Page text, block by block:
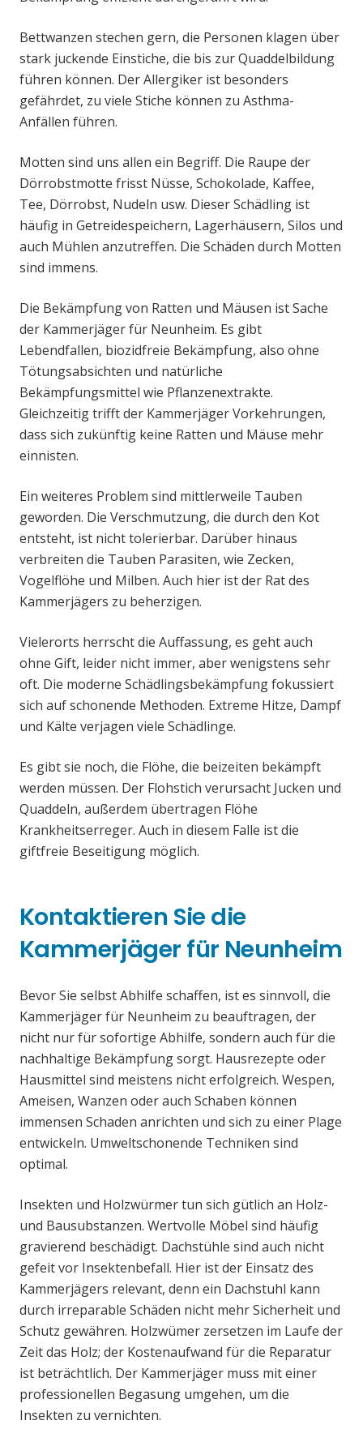
Bettwanzen stechen gern, die Personen klagen über
stark juckende Einstiche, die bis zur Quaddelbildung
führen können. Der Allergiker ist besonders
gefährdet, zu viele Stiche können zu Asthma-
Anfällen führen.
Motten sind uns allen ein Begriff. Die Raupe der
Dörrobstmotte frisst Nüsse, Schokolade, Kaffee,
Tee, Dörrobst, Nudeln usw. Dieser Schädling ist
häufig in Getreidespeichern, Lagerhäusern, Silos und
auch Mühlen anzutreffen. Die Schäden durch Motten
sind immens.
Die Bekämpfung von Ratten und Mäusen ist Sache
der Kammerjäger für Neunheim. Es gibt
Lebendfallen, biozidfreie Bekämpfung, also ohne
Tötungsabsichten und natürliche
Bekämpfungsmittel wie Pflanzenextrakte.
Gleichzeitig trifft der Kammerjäger Vorkehrungen,
dass sich zukünftig keine Ratten und Mäuse mehr
einnisten.
Ein weiteres Problem sind mittlerweile Tauben
geworden. Die Verschmutzung, die durch den Kot
entsteht, ist nicht tolerierbar. Darüber hinaus
verbreiten die Tauben Parasiten, wie Zecken,
Vogelflöhe und Milben. Auch hier ist der Rat des
Kammerjägers zu beherzigen.
Vielerorts herrscht die Auffassung, es geht auch
ohne Gift, leider nicht immer, aber wenigstens sehr
oft. Die moderne Schädlingsbekämpfung fokussiert
sich auf schonende Methoden. Extreme Hitze, Dampf
und Kälte verjagen viele Schädlinge.
Es gibt sie noch, die Flöhe, die beizeiten bekämpft
werden müssen. Der Flohstich verursacht Jucken und
Quaddeln, außerdem übertragen Flöhe
Krankheitserreger. Auch in diesem Falle ist die
giftfreie Beseitigung möglich.
Kontaktieren Sie die
Kammerjäger für Neunheim
Bevor Sie selbst Abhilfe schaffen, ist es sinnvoll, die
Kammerjäger für Neunheim zu beauftragen, der
nicht nur für sofortige Abhilfe, sondern auch für die
nachhaltige Bekämpfung sorgt. Hausrezepte oder
Hausmittel sind meistens nicht erfolgreich. Wespen,
Ameisen, Wanzen oder auch Schaben können
immensen Schaden anrichten und sich zu einer Plage
entwickeln. Umweltschonende Techniken sind
optimal.
Insekten und Holzwürmer tun sich gütlich an Holz-
und Bausubstanzen. Wertvolle Möbel sind häufig
gravierend beschädigt. Dachstühle sind auch nicht
gefeit vor Insektenbefall. Hier ist der Einsatz des
Kammerjägers relevant, denn ein Dachstuhl kann
durch irreparable Schäden nicht mehr Sicherheit und
Schutz gewähren. Holzwümer zersetzen im Laufe der
Zeit das Holz; der Kostenaufwand für die Reparatur
ist beträchtlich. Der Kammerjäger muss mit einer
professionellen Begasung umgehen, um die
Insekten zu vernichten.